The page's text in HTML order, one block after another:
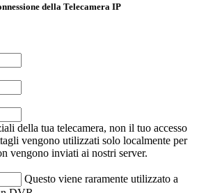
della Telecamera IP
della tua telecamera, non il tuo accesso
vengono utilizzati solo localmente per
vengono inviati ai nostri server.
Questo viene raramente utilizzato a